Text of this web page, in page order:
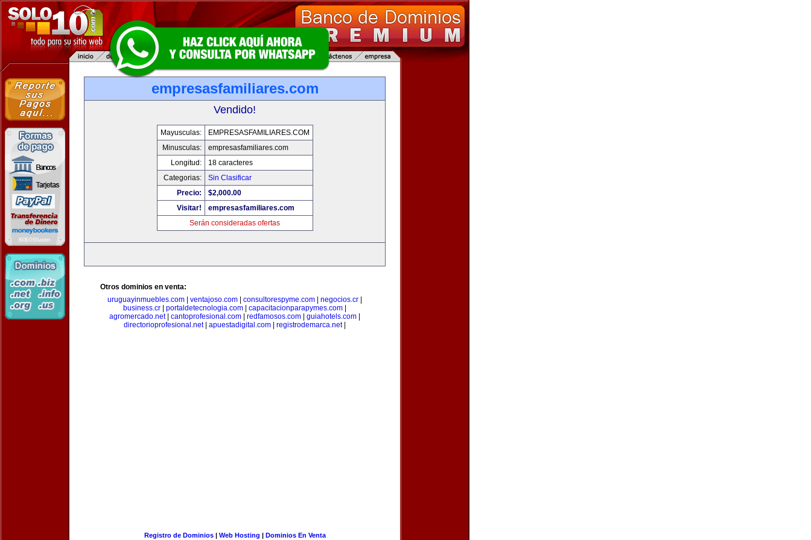
empresasfamiliares.com
Vendido!
Mayusculas:
EMPRESASFAMILIARES.COM
Minusculas:
empresasfamiliares.com
Longitud:
18 caracteres
Categorias:
Sin Clasificar
Precio:
$2,000.00
Visitar!
empresasfamiliares.com
Serán consideradas ofertas
Otros dominios en venta:
uruguayinmuebles.com
ventajoso.com consultorespyme.com negocios.cr
business.cr
portaldetecnologia.com capacitacionparapymes.com
agromercado.net| cantoprofesional.com redfamosos.com guiahotels.com
directorioprofesional.net| apuestadigital.com registrodemarca.net|
Registro de Dominios| Web Hosting | Dominios En Venta